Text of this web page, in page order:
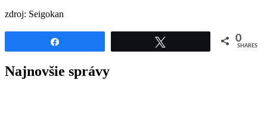
zdroj: Seigokan
0
SHARES
Najnovšie správy